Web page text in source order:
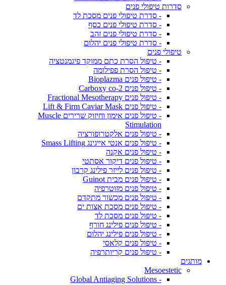
סדרות טיפולי פנים
- סדרת טיפולי פנים מסכת לד
- סדרת טיפולי פנים כסף
- סדרת טיפולי פנים זהב
- סדרת טיפולי פנים יהלום
טיפולי פנים
- טיפול הסרת כתם ממוקד פיגמנטציה
- טיפול הסרת פפילומה
- טיפול פנים Bioplazma
- טיפול פנים Carboxy co-2
- טיפול פנים Fractional Mesotherapy
- טיפול פנים Lift & Firm Caviar Mask
- טיפול פנים אימון וחיזוק שרירים Muscle
Stimulation
- טיפול פנים אלקטרופורציה
- טיפול פנים אנטי אייגינג Smass Lifting
- טיפול פנים אקנה
- טיפול פנים דיקור אסתטי
- טיפול פנים לייזר פילינג קרבון
- טיפול פנים מבית Guinot
- טיפול פנים מזוטרפיה
- טיפול פנים מכשור מתקדם
- טיפול פנים מסכת אצות ים
- טיפול פנים מסכת לד
- טיפול פנים פילינג חורף
- טיפול פנים פילינג יהלום
- טיפול פנים קלאסי
- טיפול פנים קריותרפיה
מותגים
Mesoestetic
- Global Antiaging Solutions